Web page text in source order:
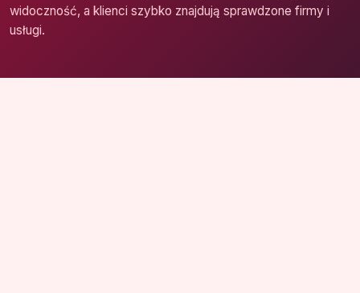
widoczność, a klienci szybko znajdują sprawdzone firmy i
usługi.